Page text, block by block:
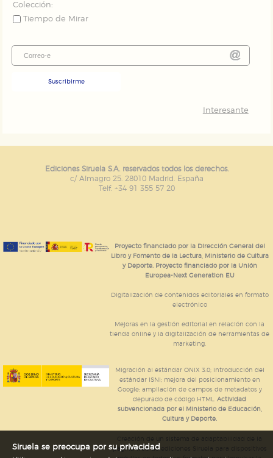
Colección:
Tiempo de Mirar
Suscribirme
Interesante
Ediciones Siruela S.A. reservados todos los derechos.
c/ Almagro 25. 28010 Madrid. España
Telf. +34 91 355 57 20
Proyecto financiado por la Dirección General del
Libro y Fomento de la Lectura, Ministerio de Cultura
y Deporte. Proyecto financiado por la Unión
Europea-Next Generation EU
Digitalización de contenidos editoriales en formato
electrónico
Mejoras en la gestión editorial en relación con la
tienda online y la digitalización de herramientas de
marketing.
Migración al estándar ONIX 3.0; introducción del
estándar ISNI; mejora del posicionamiento en
Google; ampliación de campos de metadatos y
depurado de código HTML.Actividad
subvencionada por el Ministerio de Educación,
Cultura y Deporte.
página web de ediciones Siruela para dispositivos
Siruela se preocupa por su privacidad